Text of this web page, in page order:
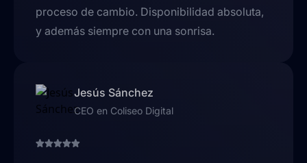
proceso de cambio. Disponibilidad absoluta,
y además siempre con una sonrisa.
Jesús Sánchez
CEO en Coliseo Digital